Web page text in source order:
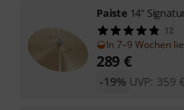
Paiste 14"
12
In 7–9 Wochen
289 €
UVP: 359 €
-19%